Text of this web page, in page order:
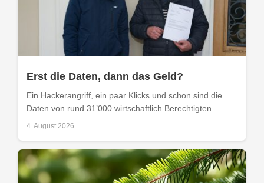
Erst die Daten, dann das Geld?
Ein Hackerangriff, ein paar Klicks und schon sind die
Daten von rund 31’000 wirtschaftlich Berechtigten...
4. August 2026